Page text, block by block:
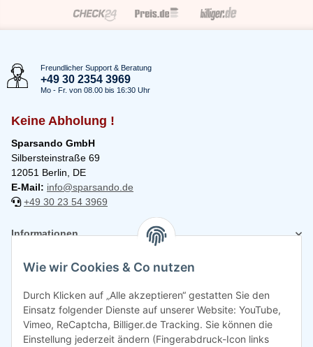
Freundlicher Support & Beratung
+49 30 2354 3969
Mo - Fr. von 08.00 bis 16:30 Uhr
Keine Abholung !
Sparsando GmbH
Silbersteinstraße 69
12051 Berlin, DE
E-Mail: info@sparsando.de
+49 30 23 54 3969
Informationen
Rechtliches
Wie wir Cookies & Co nutzen
Durch Klicken auf „Alle akzeptieren“ gestatten Sie den
Einsatz folgender Dienste auf unserer Website: YouTube,
Vimeo, ReCaptcha, Billiger.de Tracking. Sie können die
Einstellung jederzeit ändern (Fingerabdruck-Icon links